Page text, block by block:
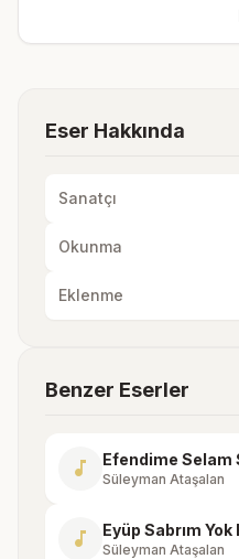
Eser Hakkında
Sanatçı
Okunma
Eklenme
Benzer Eserler
music_note Efendime Selam
Süleyman Ataşalan
music_note Eyüp Sabrım Yok
Süleyman Ataşalan